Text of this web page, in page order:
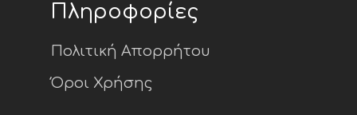
Πληροφορίες
Πολιτική Απορρήτου
Όροι Χρήσης